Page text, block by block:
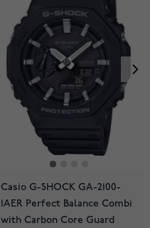
Casio G-SHOCK GA-2100-
1AER Perfect Balance Combi
with Carbon Core Guard